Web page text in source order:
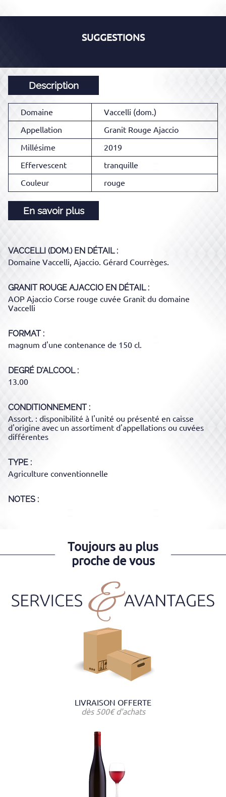
SUGGESTIONS
Description
Domaine
Vaccelli (dom.)
Appellation
Granit Rouge Ajaccio
Millésime
2019
Effervescent
tranquille
Couleur
rouge
En savoir plus
VACCELLI (DOM.)EN DÉTAIL :
Domaine Vaccelli, Ajaccio. Gérard Courrèges.
GRANIT ROUGE AJACCIO EN DÉTAIL :
AOP Ajaccio Corse rouge cuvée Granit du domaine
Vaccelli
FORMAT
magnum d'une contenance de 150 cl.
DEGRÉ D'ALCOOL
13.00
CONDITIONNEMENT
Assort. : disponibilité à l'unité ou présenté en caisse
d'origine avec un assortiment d'appellations ou cuvées
différentes
TYPE
Agriculture conventionnelle
NOTES :
Toujours au plus
proche de vous
LIVRAISON OFFERTE
dès 500€ d'achats